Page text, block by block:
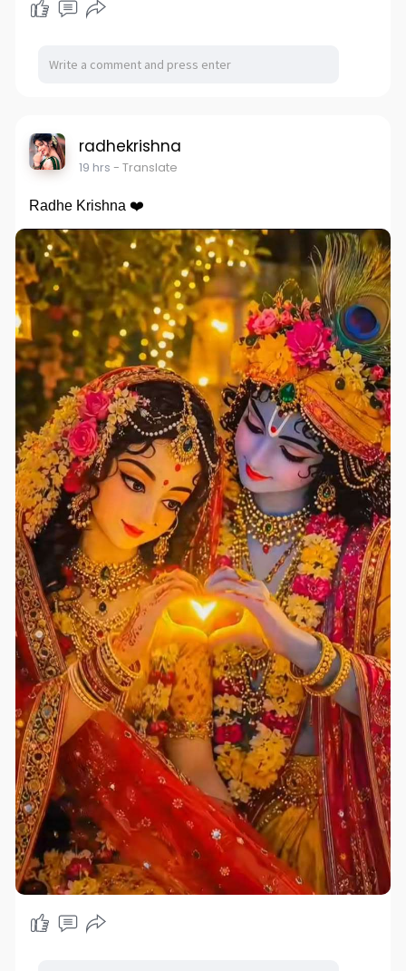
radhekrishna
19 hrs - Translate
Radhe Krishna ❤️